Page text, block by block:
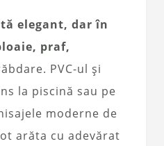
elegant, dar în
praf,
PVC-ul și
la piscină sau pe
moderne de
arăta cu adevărat